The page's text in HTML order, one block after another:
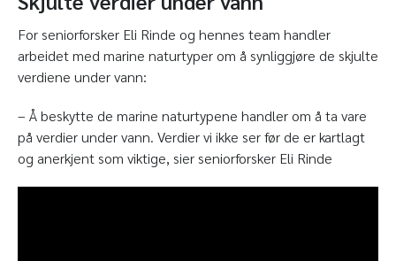
For seniorforsker Eli Rinde og hennes team handler
arbeidet med marine naturtyper om å synliggjøre de skjulte
verdiene under vann:
– Å beskytte de marine naturtypene handler om å ta vare
på verdier under vann. Verdier vi ikke ser før de er kartlagt
og anerkjent som viktige, sier seniorforsker Eli Rinde